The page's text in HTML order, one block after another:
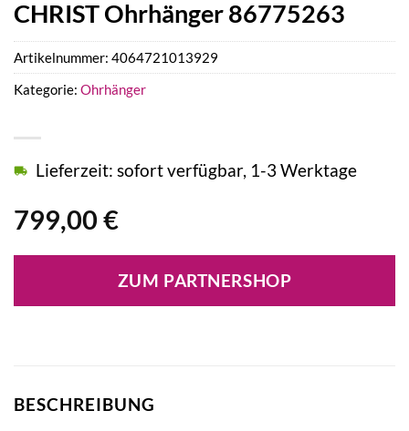
CHRIST Ohrhänger 86775263
799,00 €
Lieferzeit: sofort verfügbar, 1-3 Werktage
ZUM PARTNERSHOP
Artikelnummer: 4064721013929
Kategorie: Ohrhänger
BESCHREIBUNG